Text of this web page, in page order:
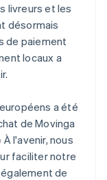
livreurs et les
désormais
de paiement
locaux a
a été
de Movinga
l'avenir, nous
faciliter notre
de